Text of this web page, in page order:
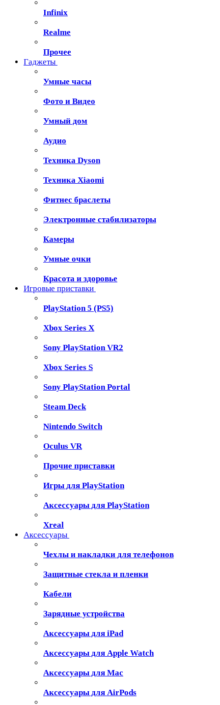
Infinix
Realme
Прочее
Гаджеты
Умные часы
Фото и Видео
Умный дом
Аудио
Техника Dyson
Техника Xiaomi
Фитнес браслеты
Электронные стабилизаторы
Камеры
Умные очки
Красота и здоровье
Игровые приставки
PlayStation 5 (PS5)
Xbox Series X
Sony PlayStation VR2
Xbox Series S
Sony PlayStation Portal
Steam Deck
Nintendo Switch
Oculus VR
Прочие приставки
Игры для PlayStation
Аксессуары для PlayStation
Xreal
Аксессуары
Чехлы и накладки для телефонов
Защитные стекла и пленки
Кабели
Зарядные устройства
Аксессуары для iPad
Аксессуары для Apple Watch
Аксессуары для Mac
Аксессуары для AirPods